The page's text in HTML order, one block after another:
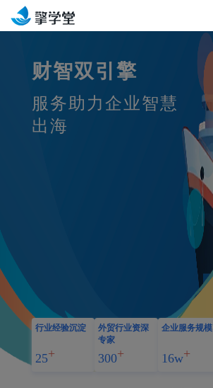
财智双引擎
服务助力企业智慧
出海
行业经验沉淀
25
外贸行业资深
专家
300
企业服务规模
16w